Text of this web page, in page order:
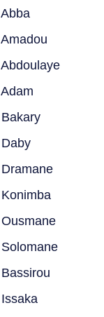
Abba
Amadou
Abdoulaye
Adam
Bakary
Daby
Dramane
Konimba
Ousmane
Solomane
Bassirou
Issaka